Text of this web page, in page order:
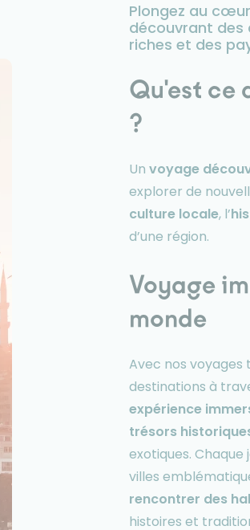
Plongez au
découvrant des
riches et des
Qu'est ce
?
Un voyage
explorer de
culture locale, l’
d’une région.
Voyage
monde
Avec nos voyages
destinations à
expérience
trésors
exotiques.
villes
rencontrer des
histoires et